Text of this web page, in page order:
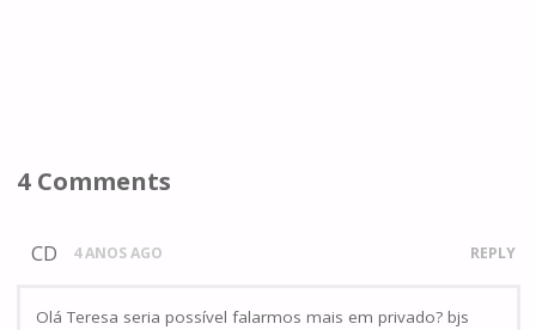
4 Comments
CD 4 ANOS AGO REPLY
Olá Teresa seria possível falarmos mais em privado? bjs